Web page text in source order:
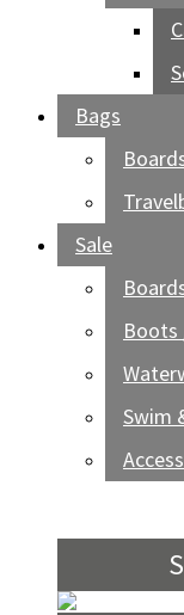
Bags
Sale
Boots
Swim